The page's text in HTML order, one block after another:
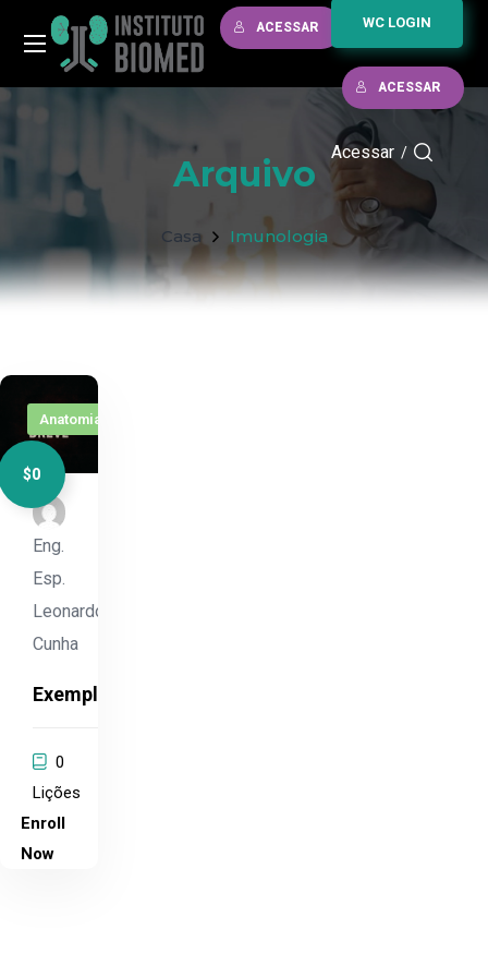
ACESSAR WC LOGIN
ACESSAR
Acessar /
Arquivo
Casa Imunologia
Anatomia
$0
Eng.
Esp.
Leonardo
Cunha
Exemplo
0
Lições
Enroll
Now